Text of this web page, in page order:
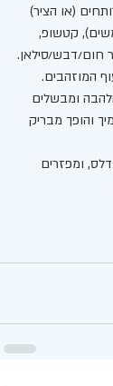
(או הציר)
קטשופ,
חום/דבש/סילאן.
המוזהבים.
ומבשלים
והופך מבריק
ומפזרים